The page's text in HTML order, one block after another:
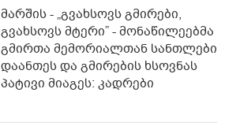
მარშის - „გვახსოვს გმირები,
გვახსოვს მტერი” - მონაწილეებმა
გმირთა მემორიალთან სანთლები
დაანთეს და გმირების ხსოვნას
პატივი მიაგეს: კადრები